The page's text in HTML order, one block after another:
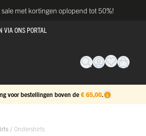
sale met kortingen oplopend tot 50%!
VIA ONS PORTAL
voor bestellingen boven de € 65,00.
/ Ondershirts